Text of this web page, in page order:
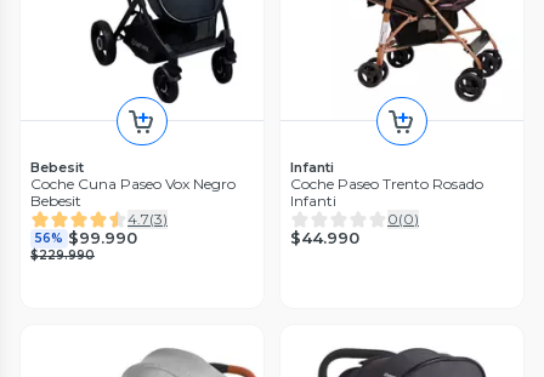
Bebesit
Coche Cuna Paseo Vox Negro
Bebesit
4.7(3)
56% $99.990
$229.990
Infanti
Coche Paseo Trento Rosado
Infanti
0(0)
$44.990